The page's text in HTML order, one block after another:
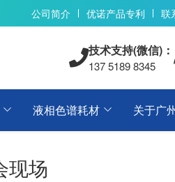
公司简介 优诺产品专利 联
技术支持(微信)：
137 5189 8345
液相色谱耗材 关于广
现场